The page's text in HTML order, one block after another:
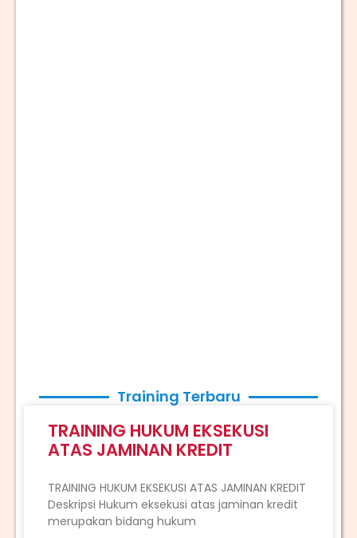
Training Terbaru
TRAINING HUKUM EKSEKUSI
ATAS JAMINAN KREDIT
TRAINING HUKUM EKSEKUSI ATAS JAMINAN KREDIT
Deskripsi Hukum eksekusi atas jaminan kredit
merupakan bidang hukum